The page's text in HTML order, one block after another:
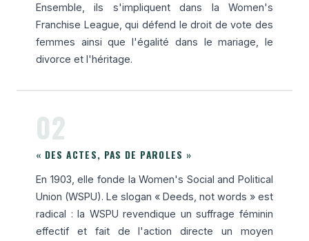
Ensemble, ils s'impliquent dans la Women's
Franchise League, qui défend le droit de vote des
femmes ainsi que l'égalité dans le mariage, le
divorce et l'héritage.
02
« DES ACTES, PAS DE PAROLES »
En 1903, elle fonde la Women's Social and Political
Union (WSPU). Le slogan « Deeds, not words » est
radical : la WSPU revendique un suffrage féminin
effectif et fait de l'action directe un moyen